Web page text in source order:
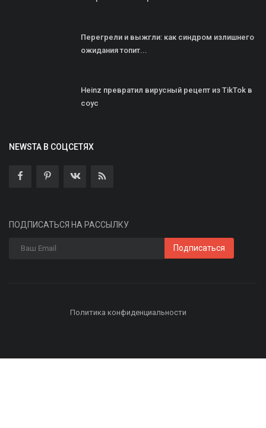
Перегрели и выжгли: как синдром излишнего
ожидания топит...
Heinz превратил вирусный рецепт из TikTok в
соус
NEWSTA В СОЦСЕТЯХ
ПОДПИСАТЬСЯ НА РАССЫЛКУ
Подписаться
Политика конфиденциальности